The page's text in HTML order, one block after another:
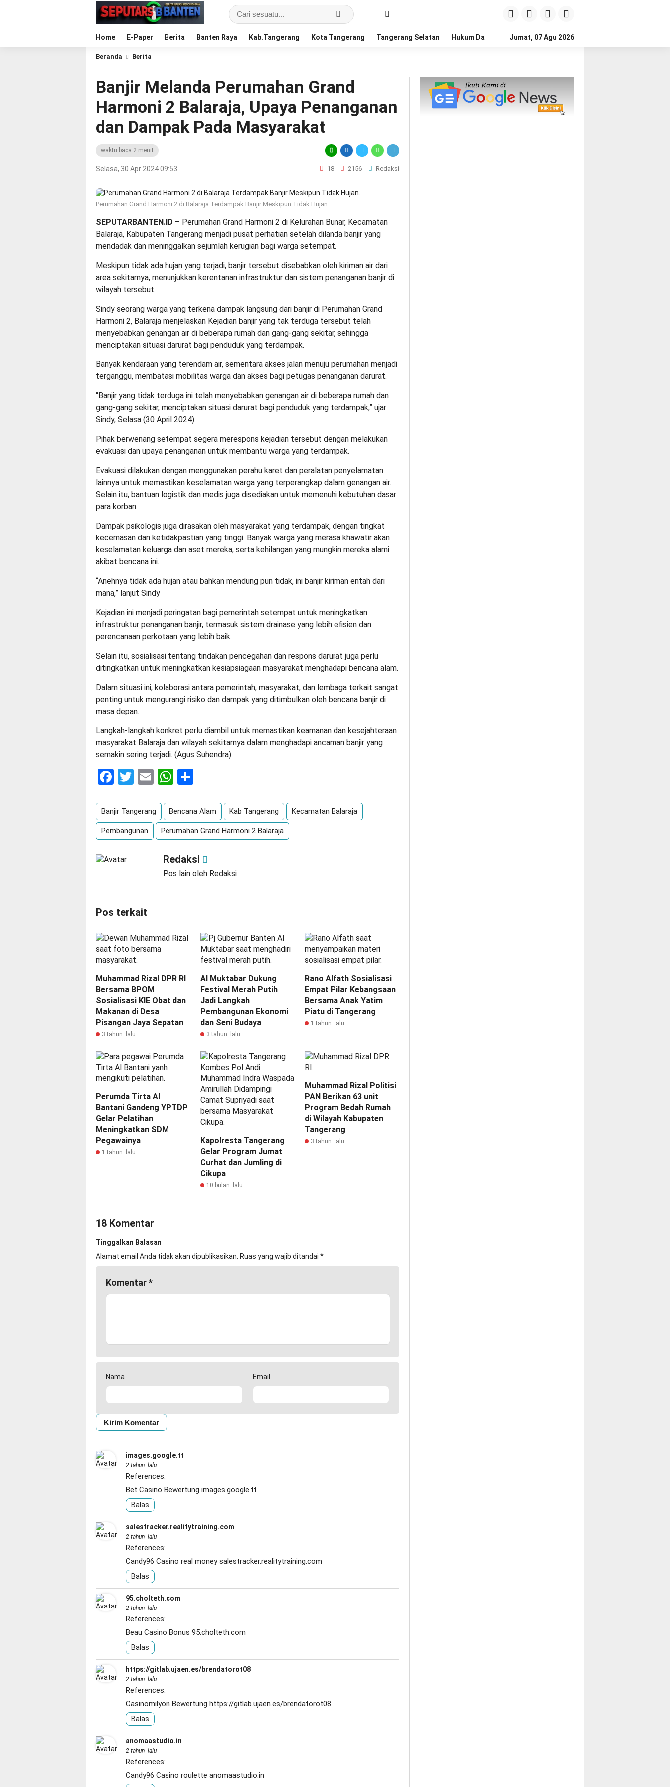
Home E-Paper Berita Banten Raya Kab.Tangerang Kota Tangerang Tangerang Selatan Hukum Dan Kriminal Politik Pendidikan
Jumat, 07 Agu 2026
Beranda Berita
Banjir Melanda Perumahan Grand
Harmoni 2 Balaraja, Upaya Penanganan
dan Dampak Pada Masyarakat
waktu baca 2 menit
Selasa, 30 Apr 2024 09:53 18 2156 Redaksi
Perumahan Grand Harmoni 2 di Balaraja Terdampak Banjir Meskipun Tidak Hujan.
SEPUTARBANTEN.ID – Perumahan Grand Harmoni 2 di Kelurahan Bunar, Kecamatan
Balaraja, Kabupaten Tangerang menjadi pusat perhatian setelah dilanda banjir yang
mendadak dan meninggalkan sejumlah kerugian bagi warga setempat.
Meskipun tidak ada hujan yang terjadi, banjir tersebut disebabkan oleh kiriman air dari
area sekitarnya, menunjukkan kerentanan infrastruktur dan sistem penanganan banjir di
wilayah tersebut.
Sindy seorang warga yang terkena dampak langsung dari banjir di Perumahan Grand
Harmoni 2, Balaraja menjelaskan Kejadian banjir yang tak terduga tersebut telah
menyebabkan genangan air di beberapa rumah dan gang-gang sekitar, sehingga
menciptakan situasi darurat bagi penduduk yang terdampak.
Banyak kendaraan yang terendam air, sementara akses jalan menuju perumahan menjadi
terganggu, membatasi mobilitas warga dan akses bagi petugas penanganan darurat.
“Banjir yang tidak terduga ini telah menyebabkan genangan air di beberapa rumah dan
gang-gang sekitar, menciptakan situasi darurat bagi penduduk yang terdampak,” ujar
Sindy, Selasa (30 April 2024).
Pihak berwenang setempat segera merespons kejadian tersebut dengan melakukan
evakuasi dan upaya penanganan untuk membantu warga yang terdampak.
Evakuasi dilakukan dengan menggunakan perahu karet dan peralatan penyelamatan
lainnya untuk memastikan keselamatan warga yang terperangkap dalam genangan air.
Selain itu, bantuan logistik dan medis juga disediakan untuk memenuhi kebutuhan dasar
para korban.
Dampak psikologis juga dirasakan oleh masyarakat yang terdampak, dengan tingkat
kecemasan dan ketidakpastian yang tinggi. Banyak warga yang merasa khawatir akan
keselamatan keluarga dan aset mereka, serta kehilangan yang mungkin mereka alami
akibat bencana ini.
“Anehnya tidak ada hujan atau bahkan mendung pun tidak, ini banjir kiriman entah dari
mana,” lanjut Sindy
Kejadian ini menjadi peringatan bagi pemerintah setempat untuk meningkatkan
infrastruktur penanganan banjir, termasuk sistem drainase yang lebih efisien dan
perencanaan perkotaan yang lebih baik.
Selain itu, sosialisasi tentang tindakan pencegahan dan respons darurat juga perlu
ditingkatkan untuk meningkatkan kesiapsiagaan masyarakat menghadapi bencana alam.
Dalam situasi ini, kolaborasi antara pemerintah, masyarakat, dan lembaga terkait sangat
penting untuk mengurangi risiko dan dampak yang ditimbulkan oleh bencana banjir di
masa depan.
Langkah-langkah konkret perlu diambil untuk memastikan keamanan dan kesejahteraan
masyarakat Balaraja dan wilayah sekitarnya dalam menghadapi ancaman banjir yang
semakin sering terjadi. (Agus Suhendra)
Facebook
Twitter
EmailWhatsApp
Banjir Tangerang Bencana Alam Kab Tangerang Kecamatan Balaraja
Pembangunan Perumahan Grand Harmoni 2 Balaraja
Redaksi
Pos lain oleh Redaksi
Pos terkait
Muhammad Rizal DPR RI
Bersama BPOM
Sosialisasi KIE Obat dan
Makanan di Desa
Pisangan Jaya Sepatan
3 tahun lalu
Al Muktabar Dukung
Festival Merah Putih
Jadi Langkah
Pembangunan Ekonomi
dan Seni Budaya
3 tahun lalu
Rano Alfath Sosialisasi
Empat Pilar Kebangsaan
Bersama Anak Yatim
Piatu di Tangerang
1 tahun lalu
Perumda Tirta Al
Bantani Gandeng YPTDP
Gelar Pelatihan
Meningkatkan SDM
Pegawainya
1 tahun lalu
Kapolresta Tangerang
Gelar Program Jumat
Curhat dan Jumling di
Cikupa
10 bulan lalu
Muhammad Rizal Politisi
PAN Berikan 63 unit
Program Bedah Rumah
di Wilayah Kabupaten
Tangerang
3 tahun lalu
18 Komentar
Tinggalkan Balasan
Alamat email Anda tidak akan dipublikasikan. Ruas yang wajib ditandai *
Komentar*
Nama Email
images.google.tt
2 tahun lalu
References:
Bet Casino Bewertung images.google.tt
Balas
salestracker.realitytraining.com
2 tahun lalu
References:
Candy96 Casino real moneysalestracker.realitytraining.com
Balas
95.cholteth.com
2 tahun lalu
References:
Beau Casino Bonus 95.cholteth.com
Balas
https://gitlab.ujaen.es/brendatorot08
2 tahun lalu
References:
Casinomilyon Bewertung https://gitlab.ujaen.es/brendatorot08
Balas
anomaastudio.in
2 tahun lalu
References:
Candy96 Casino roulette anomaastudio.in